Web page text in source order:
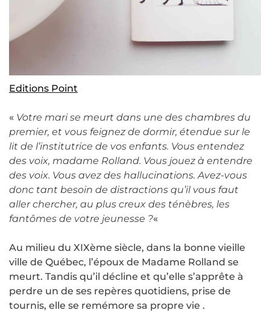
Editions Point
« Votre mari se meurt dans une des chambres du
premier, et vous feignez de dormir, étendue sur le
lit de l’institutrice de vos enfants. Vous entendez
des voix, madame Rolland. Vous jouez à entendre
des voix. Vous avez des hallucinations. Avez-vous
donc tant besoin de distractions qu’il vous faut
aller chercher, au plus creux des ténèbres, les
fantômes de votre jeunesse ?«
Au milieu du XIXème siècle, dans la bonne vieille
ville de Québec, l’époux de Madame Rolland se
meurt. Tandis qu’il décline et qu’elle s’apprête à
perdre un de ses repères quotidiens, prise de
tournis, elle se remémore sa propre vie .